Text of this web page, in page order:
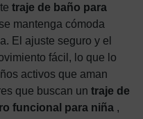
traje de baño para
mantenga cómoda
El ajuste seguro y el
fácil, lo que lo
activos que aman
que buscan un traje de
funcional para niña ,